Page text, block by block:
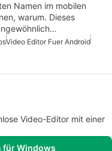
Namen im mobilen
warum. Dieses
Video Editor Fuer Android
Video-Editor mit einer
für Windows